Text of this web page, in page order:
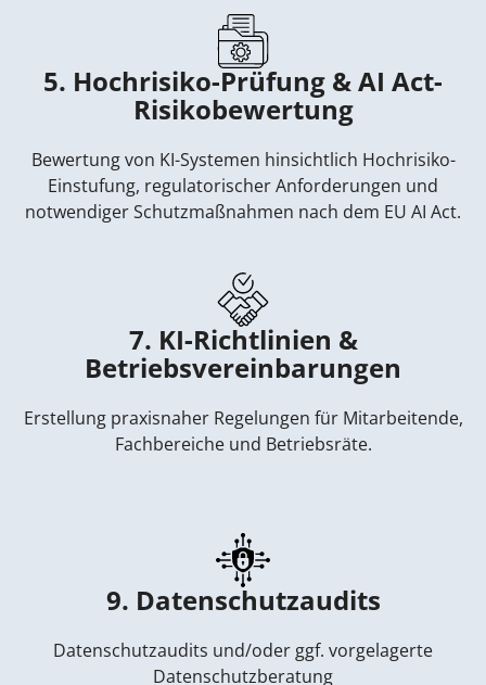
5. Hochrisiko-Prüfung & AI Act-
Risikobewertung
Bewertung von KI-Systemen hinsichtlich Hochrisiko-
Einstufung, regulatorischer Anforderungen und
notwendiger Schutzmaßnahmen nach dem EU AI Act.
7. KI-Richtlinien &
Betriebsvereinbarungen
Erstellung praxisnaher Regelungen für Mitarbeitende,
Fachbereiche und Betriebsräte.
9. Datenschutzaudits
Datenschutzaudits und/oder ggf. vorgelagerte
Datenschutzberatung